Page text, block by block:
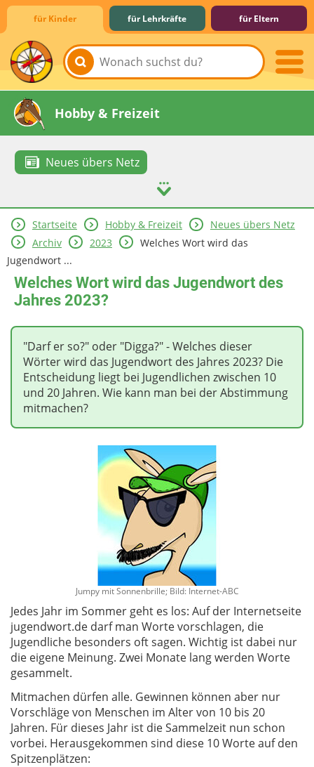
für Kinder für Lehrkräfte für Eltern
Lernen & Schule
Hobby & Freizeit
Neues übers Netz
Spiel & Spaß
Mitreden & Mitmachen
Startseite Hobby & Freizeit
Neues übers Netz
Archiv
2023
Welches Wort wird das
Jugendwort ...
Welches Wort wird das Jugendwort des
Jahres 2023?
"Darf er so?" oder "Digga?" - Welches dieser
Wörter wird das Jugendwort des Jahres 2023? Die
Entscheidung liegt bei Jugendlichen zwischen 10
und 20 Jahren. Wie kann man bei der Abstimmung
mitmachen?
Jumpy mit Sonnenbrille; Bild: Internet-ABC
Jedes Jahr im Sommer geht es los: Auf der Internetseite
jugendwort.de darf man Worte vorschlagen, die
Jugendliche besonders oft sagen. Wichtig ist dabei nur
die eigene Meinung. Zwei Monate lang werden Worte
gesammelt.
Mitmachen dürfen alle. Gewinnen können aber nur
Vorschläge von Menschen im Alter von 10 bis 20
Jahren. Für dieses Jahr ist die Sammelzeit nun schon
vorbei. Herausgekommen sind diese 10 Worte auf den
Spitzenplätzen: